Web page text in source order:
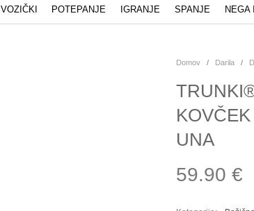
VOZIČKI POTEPANJE IGRANJE SPANJE NEGA
Domov / Darila /
UNA
59.90 €